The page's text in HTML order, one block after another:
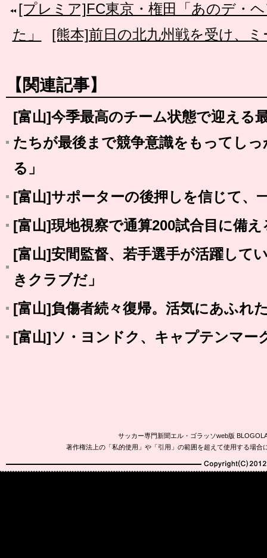
[プレミア]FC東京・権田「あのデ・
た」
[熊本]前日の北九州戦を受け、
【関連記事】
[富山]今季最高のチーム状態で迎える
たちが最後まで競争意識をもってし
る」
[富山]サポーターの後押しを信じて、
[富山]現地視察で通算200試合目に備え
[富山]安間監督、若手選手が活躍して
きクラブだ」
[富山]負傷者続々復帰。活気にあふれ
[富山]ソ・ヨンドク、キャプテンマー
サッカー専門新聞エル・ゴラッソweb版
著作権法上の「私的使用」や「引用」の範囲を超えて使用する場
Copyright(C)2010-